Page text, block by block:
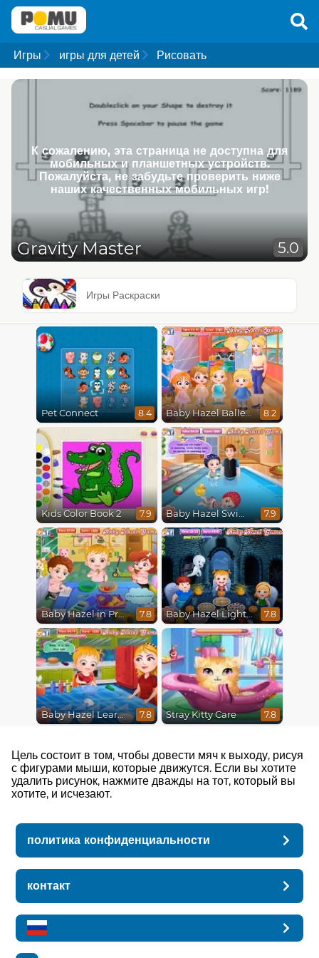
Игры игры для детей Рисовать
К сожалению, эта страница не доступна для
мобильных и планшетных устройств.
Пожалуйста, не забудьте проверить ниже
наших качественных мобильных игр!
Gravity Master 5.0
Игры Раскраски
Pet Connect 8.4 Baby Hazel Ballerina Dance 8.2
Kids Color Book 2 7.9 Baby Hazel Swimming 7.9
Baby Hazel in Preschool 7.8 Baby Hazel Lighthouse Adventure 7.8
Baby Hazel Learns Colors 7.8 Stray Kitty Care 7.8
Цель состоит в том, чтобы довести мяч к выходу, рисуя
с фигурами мыши, которые движутся. Если вы хотите
удалить рисунок, нажмите дважды на тот, который вы
хотите, и исчезают.
политика конфиденциальности
контакт